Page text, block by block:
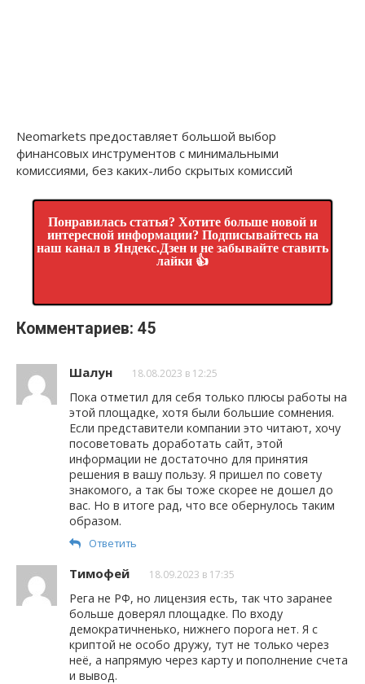
Neomarkets предоставляет большой выбор
финансовых инструментов с минимальными
комиссиями, без каких-либо скрытых комиссий
Понравилась статья? Хотите больше новой и
интересной информации? Подписывайтесь на
наш канал в Яндекс.Дзен и не забывайте ставить
лайки 👍
Комментариев: 45
Шалун 18.08.2023 в 12:25
Пока отметил для себя только плюсы работы на
этой площадке, хотя были большие сомнения.
Если представители компании это читают, хочу
посоветовать доработать сайт, этой
информации не достаточно для принятия
решения в вашу пользу. Я пришел по совету
знакомого, а так бы тоже скорее не дошел до
вас. Но в итоге рад, что все обернулось таким
образом.
Ответить
Тимофей 18.09.2023 в 17:35
Рега не РФ, но лицензия есть, так что заранее
больше доверял площадке. По входу
демократичненько, нижнего порога нет. Я с
криптой не особо дружу, тут не только через
неё, а напрямую через карту и пополнение счета
и вывод.